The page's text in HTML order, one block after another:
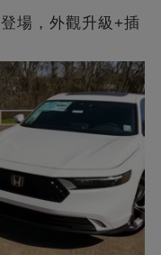
場，外觀升級+插